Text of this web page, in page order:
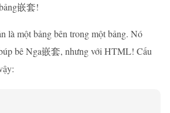
嵌套!
là một bảng bên trong một bảng. Nó
bê Nga嵌套, nhưng với HTML! Cấu